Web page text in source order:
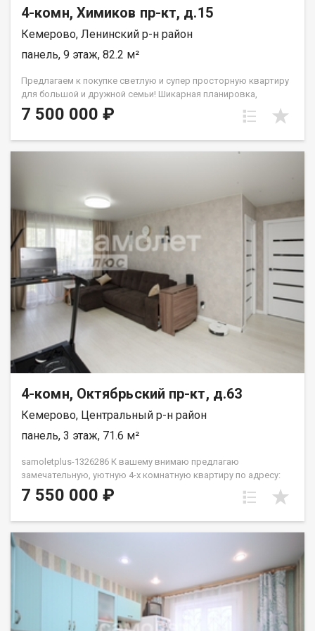
4-комн, Химиков пр-кт, д.15
Кемерово, Ленинский р-н район
панель, 9 этаж, 82.2 м²
Предлагаем к покупке светлую и супер просторную квартиру
для большой и дружной семьи! Шикарная планировка,
пространство не заполнено коридорами в квартире все
комнаты изолированные (12,5, 19,2, 12,4, 12,4) кв.м.
застеклен и облагорожен. В шаговой доступности:
школа,гимназия, детский сад,остановки, прогулочная зона,
удобная парковка во дворе. Квартира БЕЗ обременений,
перепланировок и несовершеннолетних собственников.При
покупке возможна любая форма оплаты:наличные, ипотека.
Звоните,пишите эта квартира достойна быть Вашей!
7 500 000 ₽
4-комн, Октябрьский пр-кт, д.63
Кемерово, Центральный р-н район
панель, 3 этаж, 71.6 м²
samoletplus-1326286 К вашему внимаю предлагаю
замечательную, уютную 4-х комнатную квартиру по адресу:
Октябрьский проспект 63. Планировка-подарок и идеально
подойдет для большой семьи! Окна на две стороны. Большая
красивые зеленые деревья. Во дворе дома находятся школа
№26 и детский сад №135, что так же будет плюсом для семьи
с детьми. Развитая инфраструктура. Дом находится на
хорошем транспортном узле. Пешая доступность до
остановок общественного транспорта.Все возможные
магазины и ПВЗ. Во дворе много места для парковки,если у
вас есть личный автомобиль. В квартире сделан новый
7 550 000 ₽